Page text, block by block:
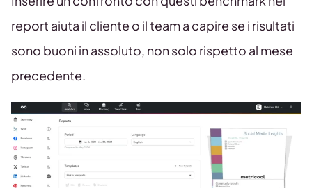
report aiuta il cliente o il team a capire se i risultati
sono buoni in assoluto, non solo rispetto al mese
precedente.